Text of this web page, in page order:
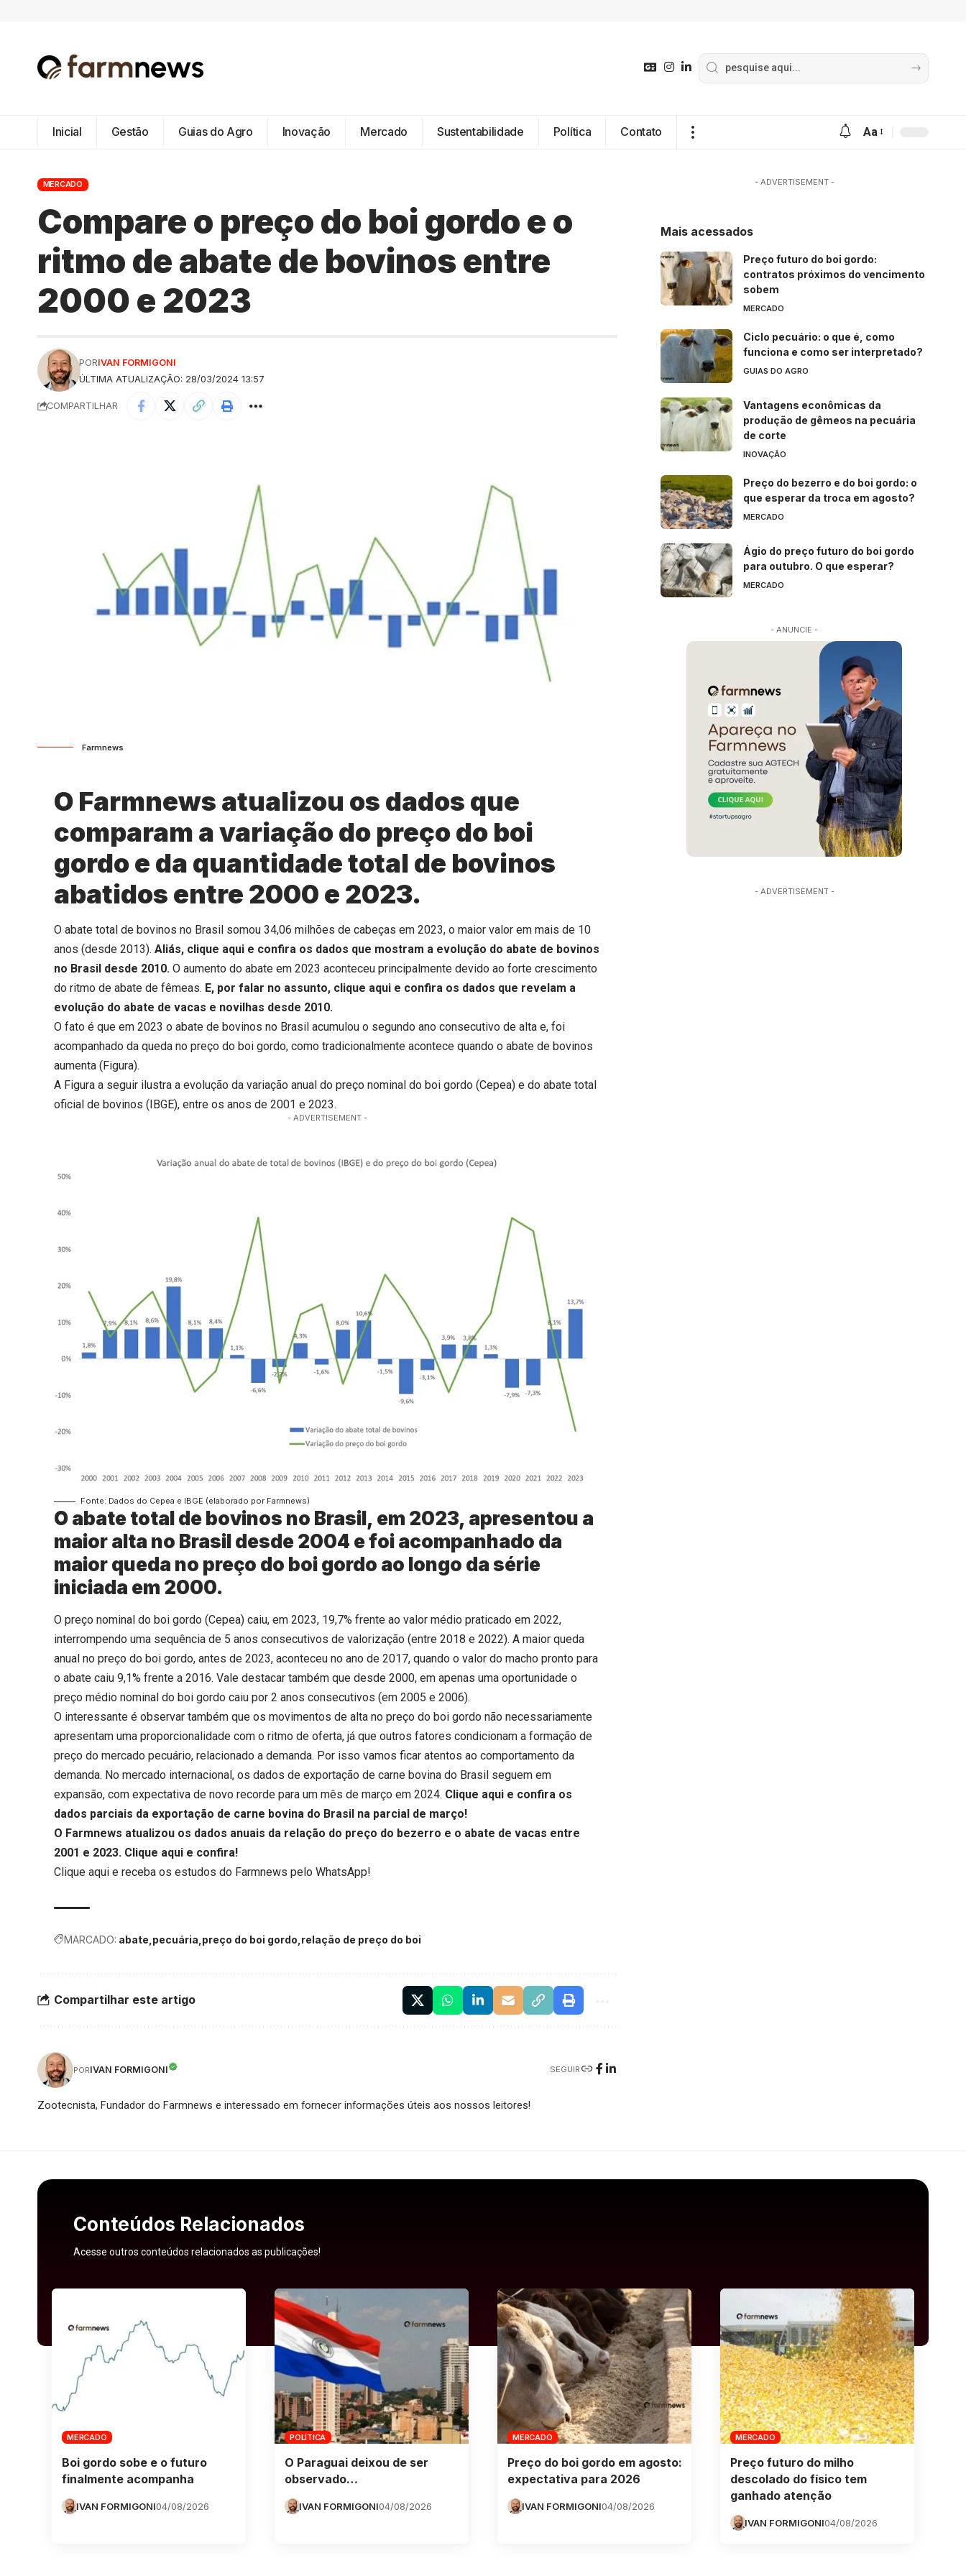
Inicial Gestão Guias do Agro Inovação Mercado Sustentabilidade Política Contato Aa
MERCADO
Compare o preço do boi gordo e o
ritmo de abate de bovinos entre
2000 e 2023
ÚLTIMA ATUALIZAÇÃO: 28/03/2024 13:57
PORIVAN FORMIGONI
COMPARTILHAR
Farmnews
O Farmnews atualizou os dados que
comparam a variação do preço do boi
gordo e da quantidade total de bovinos
abatidos entre 2000 e 2023.
O abate total de bovinos no Brasil somou 34,06 milhões de cabeças em 2023, o maior valor em mais de 10
anos (desde 2013).Aliás, clique aqui e confira os dados que mostram a evolução do abate de bovinos
no Brasil desde 2010. O aumento do abate em 2023 aconteceu principalmente devido ao forte crescimento
do ritmo de abate de fêmeas. E, por falar no assunto, clique aqui e confira os dados que revelam a
evolução do abate de vacas e novilhas desde 2010.
O fato é que em 2023 o abate de bovinos no Brasil acumulou o segundo ano consecutivo de alta e, foi
acompanhado da queda no preço do boi gordo, como tradicionalmente acontece quando o abate de bovinos
aumenta (Figura).
A Figura a seguir ilustra a evolução da variação anual do preço nominal do boi gordo (Cepea) e do abate total
oficial de bovinos (IBGE), entre os anos de 2001 e 2023.
- ADVERTISEMENT -
Fonte: Dados do Cepea e IBGE (elaborado por Farmnews)
O abate total de bovinos no Brasil, em 2023, apresentou a
maior alta no Brasil desde 2004 e foi acompanhado da
maior queda no preço do boi gordo ao longo da série
iniciada em 2000.
O preço nominal do boi gordo (Cepea) caiu, em 2023, 19,7% frente ao valor médio praticado em 2022,
interrompendo uma sequência de 5 anos consecutivos de valorização (entre 2018 e 2022). A maior queda
anual no preço do boi gordo, antes de 2023, aconteceu no ano de 2017, quando o valor do macho pronto para
o abate caiu 9,1% frente a 2016. Vale destacar também que desde 2000, em apenas uma oportunidade o
preço médio nominal do boi gordo caiu por 2 anos consecutivos (em 2005 e 2006).
O interessante é observar também que os movimentos de alta no preço do boi gordo não necessariamente
apresentam uma proporcionalidade com o ritmo de oferta, já que outros fatores condicionam a formação de
preço do mercado pecuário, relacionado a demanda. Por isso vamos ficar atentos ao comportamento da
demanda. No mercado internacional, os dados de exportação de carne bovina do Brasil seguem em
expansão, com expectativa de novo recorde para um mês de março em 2024. Clique aqui e confira os
dados parciais da exportação de carne bovina do Brasil na parcial de março!
O Farmnews atualizou os dados anuais da relação do preço do bezerro e o abate de vacas entre
2001 e 2023. Clique aqui e confira!
Clique aqui e receba os estudos do Farmnews pelo WhatsApp!
MARCADO: abate pecuária preço do boi gordo relação de preço do boi
Compartilhar este artigo
PORIVAN FORMIGONI SEGUIR
Zootecnista, Fundador do Farmnews e interessado em fornecer informações úteis aos nossos leitores!
- ADVERTISEMENT -
Mais acessados
Preço futuro do boi gordo:
contratos próximos do vencimento
sobem
MERCADO
Ciclo pecuário: o que é, como
funciona e como ser interpretado?
GUIAS DO AGRO
Vantagens econômicas da
produção de gêmeos na pecuária
de corte
INOVAÇÃO
Preço do bezerro e do boi gordo: o
que esperar da troca em agosto?
MERCADO
Ágio do preço futuro do boi gordo
para outubro. O que esperar?
MERCADO
- ANUNCIE -
- ADVERTISEMENT -
Conteúdos Relacionados
Acesse outros conteúdos relacionados as publicações!
MERCADO
Boi gordo sobe e o futuro
finalmente acompanha
IVAN FORMIGONI04/08/2026
POLÍTICA
O Paraguai deixou de ser
observado…
IVAN FORMIGONI04/08/2026
MERCADO
Preço do boi gordo em agosto:
expectativa para 2026
IVAN FORMIGONI04/08/2026
MERCADO
Preço futuro do milho
descolado do físico tem
ganhado atenção
IVAN FORMIGONI04/08/2026